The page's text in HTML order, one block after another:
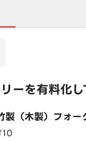
ーを有料化し
製（木製）フォー